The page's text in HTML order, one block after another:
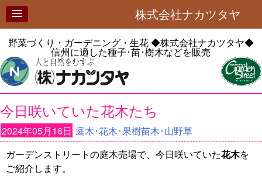
株式会社ナカツタヤ
野菜づくり・ガーデニング・生花◆株式会社ナカツタヤ◆
信州に適した種子･苗･樹木などを販売
今日咲いていた花木たち
2024年05月16日 庭木･花木･果樹苗木･山野草
ガーデンストリートの庭木売場で、今日咲いていた花木を
ご紹介します。